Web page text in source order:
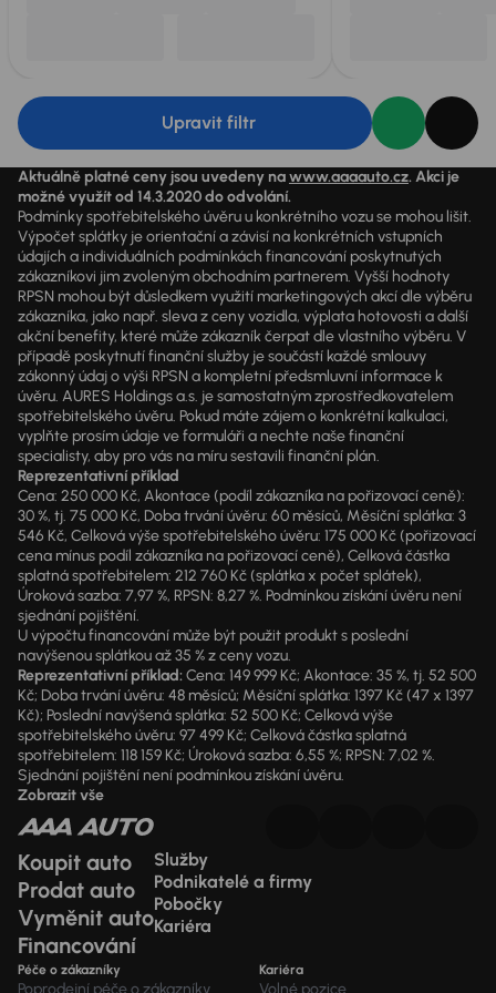
Upravit filtr
Aktuálně platné ceny jsou uvedeny nawww.aaaauto.cz. Akci je
možné využít od 14.3.2020 do odvolání.
Podmínky spotřebitelského úvěru u konkrétního vozu se mohou lišit.
Výpočet splátky je orientační a závisí na konkrétních vstupních
údajích a individuálních podmínkách financování poskytnutých
zákazníkovi jim zvoleným obchodním partnerem. Vyšší hodnoty
RPSN mohou být důsledkem využití marketingových akcí dle výběru
zákazníka, jako např. sleva z ceny vozidla, výplata hotovosti a další
akční benefity, které může zákazník čerpat dle vlastního výběru. V
případě poskytnutí finanční služby je součástí každé smlouvy
zákonný údaj o výši RPSN a kompletní předsmluvní informace k
úvěru. AURES Holdings a.s. je samostatným zprostředkovatelem
spotřebitelského úvěru. Pokud máte zájem o konkrétní kalkulaci,
vyplňte prosím údaje ve formuláři a nechte naše finanční
specialisty, aby pro vás na míru sestavili finanční plán.
Reprezentativní příklad
Cena: 250 000 Kč, Akontace (podíl zákazníka na pořizovací ceně):
30 %, tj. 75 000 Kč, Doba trvání úvěru: 60 měsíců, Měsíční splátka: 3
546 Kč, Celková výše spotřebitelského úvěru: 175 000 Kč (pořizovací
cena mínus podíl zákazníka na pořizovací ceně), Celková částka
splatná spotřebitelem: 212 760 Kč (splátka x počet splátek),
Úroková sazba: 7,97 %, RPSN: 8,27 %. Podmínkou získání úvěru není
sjednání pojištění.
U výpočtu financování může být použit produkt s poslední
navýšenou splátkou až 35 % z ceny vozu.
Reprezentativní příklad:Cena: 149 999 Kč; Akontace: 35 %, tj. 52 500
Kč; Doba trvání úvěru: 48 měsíců; Měsíční splátka: 1397 Kč (47 x 1397
Kč); Poslední navýšená splátka: 52 500 Kč; Celková výše
spotřebitelského úvěru: 97 499 Kč; Celková částka splatná
spotřebitelem: 118 159 Kč; Úroková sazba: 6,55 %; RPSN: 7,02 %.
Sjednání pojištění není podmínkou získání úvěru.
Zobrazit vše
Koupit auto
Prodat auto
Vyměnit auto
Financování
Služby
Podnikatelé a firmy
Pobočky
Kariéra
Péče o zákazníky
Poprodejní péče o zákazníky
Kariéra
Volné pozice